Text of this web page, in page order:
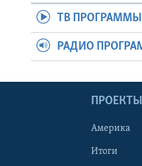
ТВ ПРОГРАММЫ
РАДИО
ПРОЕКТЫ
Америка
Итоги